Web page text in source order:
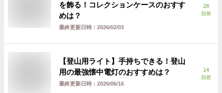
を飾る！コレクションケースのおすす
めは？
最終更新日時： 2026/02/03
28
回答
【登山用ライト】手持ちできる！登山
用の最強懐中電灯のおすすめは？
最終更新日時： 2026/06/16
14
回答